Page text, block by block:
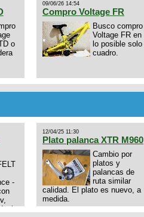
o
09/06/26 14:54
Compro Voltage FR
Busco compro
Voltage FR en
lo posible solo
cuadro.
-
12/04/25 11:30
Plato palanca XTR M960
Cambio por
platos y
palancas de
ruta similar
calidad. El plato es nuevo, a
medida.